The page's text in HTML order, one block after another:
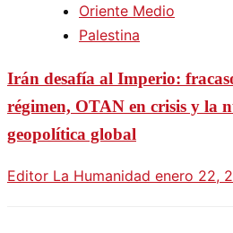
Oriente Medio
Palestina
Irán desafía al Imperio:
régimen, OTAN en crisis y la
geopolítica global
Editor La Humanidad enero 22,